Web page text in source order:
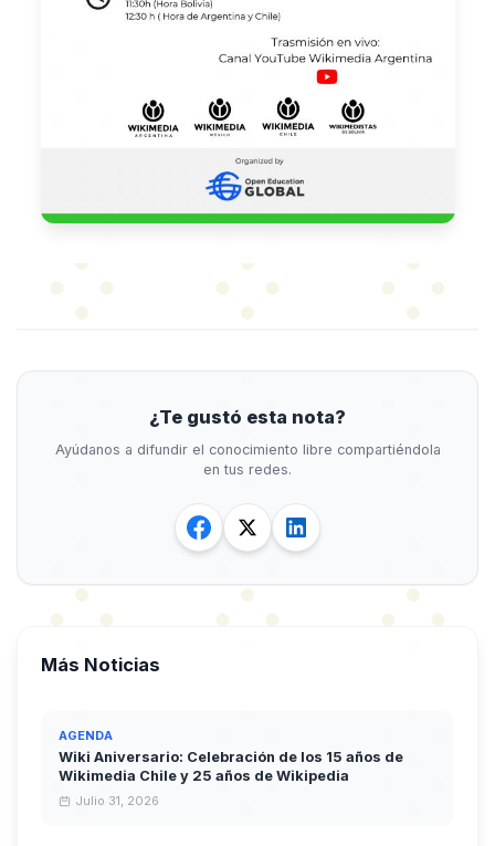
¿Te gustó esta nota?
Ayúdanos a difundir el conocimiento libre compartiéndola
en tus redes.
Más Noticias
AGENDA
Wiki Aniversario: Celebración de los 15 años de
Wikimedia Chile y 25 años de Wikipedia
Julio 31, 2026